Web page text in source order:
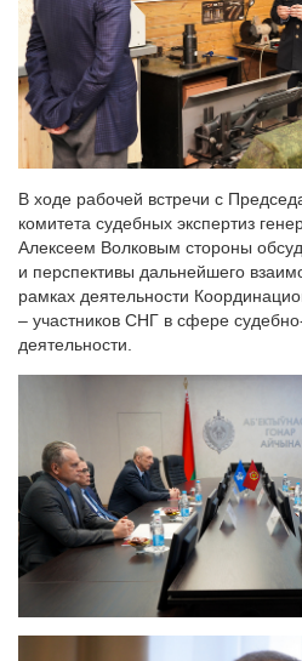
В ходе рабочей встречи с
комитета судебных экспертиз
Алексеем Волковым стороны
и перспективы дальнейшего
рамках деятельности
– участников СНГ в сфере
деятельности.